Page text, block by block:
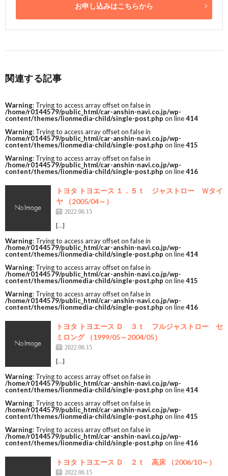
お申し込みはこちらから
関連する記事
Warning: Trying to access array offset on false in
/home/r0144579/public_html/car-anshin-navi.co.jp/wp-
content/themes/lionmedia-child/single-post.php on line414
Warning: Trying to access array offset on false in
/home/r0144579/public_html/car-anshin-navi.co.jp/wp-
content/themes/lionmedia-child/single-post.php on line415
Warning: Trying to access array offset on false in
/home/r0144579/public_html/car-anshin-navi.co.jp/wp-
content/themes/lionmedia-child/single-post.php on line416
トヨタ トヨエース １．５ｔ ジャストロー Ｗタイ
ヤ （2005/04～）
2022.06.15
[…]
Warning: Trying to access array offset on false in
/home/r0144579/public_html/car-anshin-navi.co.jp/wp-
content/themes/lionmedia-child/single-post.php on line414
Warning: Trying to access array offset on false in
/home/r0144579/public_html/car-anshin-navi.co.jp/wp-
content/themes/lionmedia-child/single-post.php on line415
Warning: Trying to access array offset on false in
/home/r0144579/public_html/car-anshin-navi.co.jp/wp-
content/themes/lionmedia-child/single-post.php on line416
トヨタ トヨエース Ｄ ３ｔ フルジャストロー セ
ミロング （1999/05～2004/05）
2022.06.15
[…]
Warning: Trying to access array offset on false in
/home/r0144579/public_html/car-anshin-navi.co.jp/wp-
content/themes/lionmedia-child/single-post.php on line414
Warning: Trying to access array offset on false in
/home/r0144579/public_html/car-anshin-navi.co.jp/wp-
content/themes/lionmedia-child/single-post.php on line415
Warning: Trying to access array offset on false in
/home/r0144579/public_html/car-anshin-navi.co.jp/wp-
content/themes/lionmedia-child/single-post.php on line416
トヨタ トヨエース Ｄ ２ｔ 高床 （2006/10～）
2022.06.15